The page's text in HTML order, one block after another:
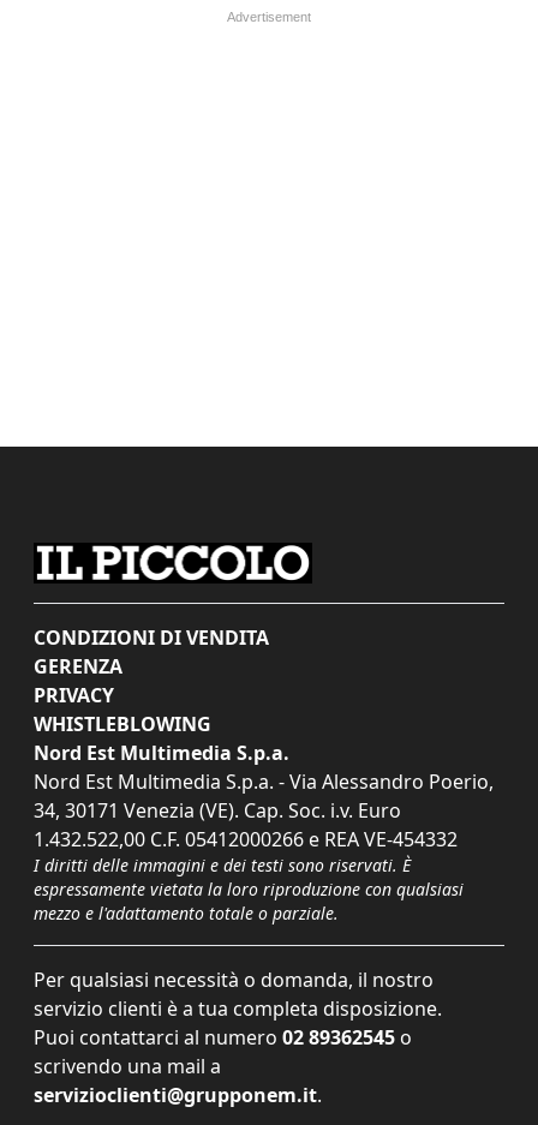
CONDIZIONI DI VENDITA
GERENZA
PRIVACY
WHISTLEBLOWING
Nord Est Multimedia S.p.a.
Nord Est Multimedia S.p.a. - Via Alessandro Poerio,
34, 30171 Venezia (VE). Cap. Soc. i.v. Euro
1.432.522,00 C.F. 05412000266 e REA VE-454332
I diritti delle immagini e dei testi sono riservati. È
espressamente vietata la loro riproduzione con qualsiasi
mezzo e l'adattamento totale o parziale.
Per qualsiasi necessità o domanda, il nostro
servizio clienti è a tua completa disposizione.
Puoi contattarci al numero 02 89362545 o
scrivendo una mail a
servizioclienti@grupponem.it.